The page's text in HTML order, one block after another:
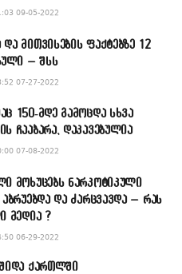
09-05-2022
მითვისების ფაქტებზე 12
– შსს
07-27-2022
150-მდე გამოცდა სხვა
ჩააბარა, დაკავებულია
07-08-2022
მოხუცებს ნარკოტიკული
და ძარცვავდა – რას
მედია ?
06-29-2022
ქართლში